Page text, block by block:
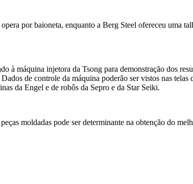
por baioneta, enquanto a Berg Steel ofereceu uma
à máquina injetora da Tsong para demonstração dos
de controle da máquina poderão ser vistos nas telas
da Engel e de robôs da Sepro e da Star Seiki.
moldadas pode ser determinante na obtenção do